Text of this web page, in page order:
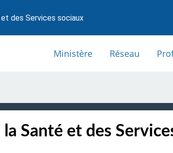
des Services sociaux
Ministère Réseau
Santé et des